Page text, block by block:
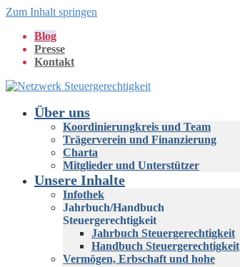
Zum Inhalt springen
Blog
Presse
Kontakt
Über uns
Koordinierungkreis und Team
Trägerverein und Finanzierung
Charta
Mitglieder und Unterstützer
Unsere Inhalte
Infothek
Jahrbuch/Handbuch
Steuergerechtigkeit
Jahrbuch Steuergerechtigkeit
Handbuch Steuergerechtigkeit
Vermögen, Erbschaft und hohe